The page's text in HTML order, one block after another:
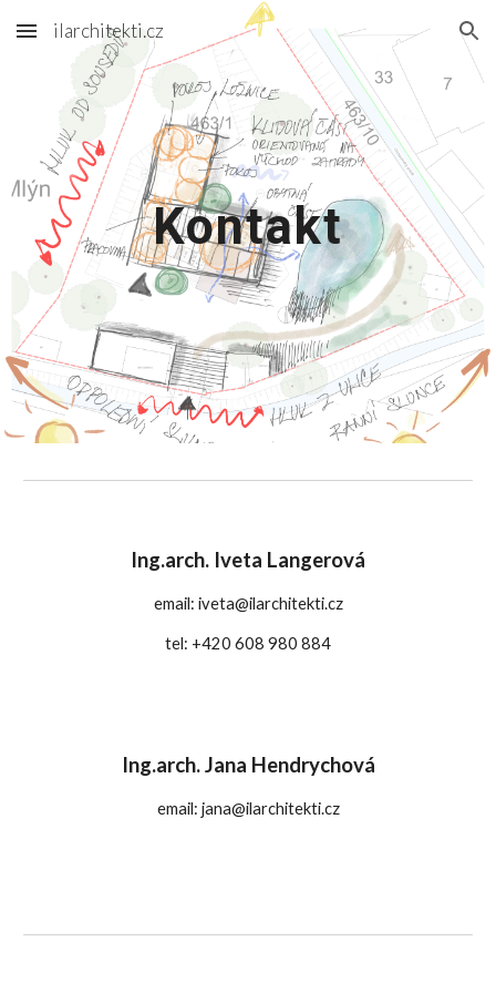
Skip to main content Skip to navigation
ilarchitekti.cz
Kontakt
Ing.arch. Iveta Langerová
email: iveta@ilarchitekti.cz
tel: +420 608 980 884
Ing.arch.Jana Hendrychová
email: jana@ilarchitekti.cz